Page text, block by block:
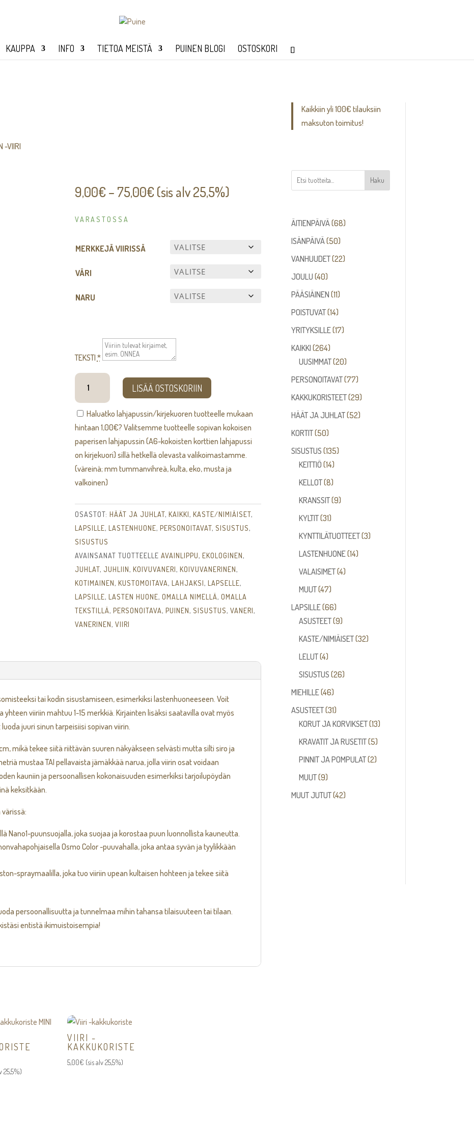
KAUPPA INFO TIETOA MEISTÄ PUINEN BLOGI OSTOSKORI
-VIIRI
9,00€ – 75,00€Hintaluokka:
(sis alv 25,5%)
VARASTOSSA
MERKKEJÄ VIIRISSÄ
VÄRI
NARU
TEKSTI *
Kirjain
LISÄÄ OSTOSKORIIN
Haluatko lahjapussin/kirjekuoren tuotteelle mukaan
hintaan 1,00€? Valitsemme tuotteelle sopivan kokoisen
paperisen lahjapussin (A6-kokoisten korttien lahjapussi
on kirjekuori) sillä hetkellä olevasta valikoimastamme.
(väreinä; mm tummanvihreä, kulta, eko, musta ja
valkoinen)
OSASTOT: HÄÄT JA JUHLAT, KAIKKI, KASTE/NIMIÄISET,
LAPSILLE, LASTENHUONE, PERSONOITAVAT, SISUSTUS,
SISUSTUS
AVAINSANAT TUOTTEELLE AVAINLIPPU, EKOLOGINEN,
JUHLAT, JUHLIIN, KOIVUVANERI, KOIVUVANERINEN,
KOTIMAINEN, KUSTOMOITAVA, LAHJAKSI, LAPSELLE,
LAPSILLE, LASTEN HUONE, OMALLA NIMELLÄ, OMALLA
TEKSTILLÄ, PERSONOITAVA, PUINEN, SISUSTUS, VANERI,
VANERINEN, VIIRI
tai kodin sisustamiseen, esimerkiksi lastenhuoneeseen. Voit
viiriin mahtuu 1-15 merkkiä. Kirjainten lisäksi saatavilla ovat myös
juuri sinun tarpeisiisi sopivan viirin.
mikä tekee siitä riittävän suuren näkyäkseen selvästi mutta silti siro ja
mustaa TAI pellavaista jämäkkää narua, jolla viirin osat voidaan
kauniin ja persoonallisen kokonaisuuden esimerkiksi tarjoilupöydän
keksitkään.
Nano1-puunsuojalla, joka suojaa ja korostaa puun luonnollista kauneutta.
Osmo Color -puuvahalla, joka antaa syvän ja tyylikkään
spraymaalilla, joka tuo viiriin upean kultaisen hohteen ja tekee siitä
persoonallisuutta ja tunnelmaa mihin tahansa tilaisuuteen tai tilaan.
entistä ikimuistoisempia!
25,5%)
VIIRI -
KAKKUKORISTE
5,00€ (sis alv 25,5%)
Kaikkiin yli 100€ tilauksiin
maksuton toimitus!
Haku
ÄITIENPÄIVÄ 6868
ISÄNPÄIVÄ 5050
tuotetta
VANHUUDET 2222
JOULU 4040
tuotetta
PÄÄSIÄINEN 1111
tuotetta
POISTUVAT 1414
tuotetta
YRITYKSILLE 1717
KAIKKI 264264
tuotetta
UUSIMMAT 2020
tuotetta
PERSONOITAVAT 7777
tuotetta
KAKKUKORISTEET 2929
tuotetta
HÄÄT JA JUHLAT 5252
KORTIT 5050
tuotetta
SISUSTUS 135135
KEITTIÖ 1414
tuotetta
KELLOT 88
tuotetta
KRANSSIT 99
KYLTIT 3131
tuotetta
KYNTTILÄTUOTTEET 33
LASTENHUONE 1414
VALAISIMET 44
MUUT 4747
tuotetta
LAPSILLE 6666
tuotetta
ASUSTEET 99
tuotetta
KASTE/NIMIÄISET 3232
LELUT 44
tuotetta
SISUSTUS 2626
MIEHILLE 4646
tuotetta
ASUSTEET 3131
tuotetta
KORUT JA KORVIKSET 1313
KRAVATIT JA RUSETIT 55
tuotetta
PINNIT JA POMPULAT 22
MUUT 99
tuotetta
MUUT JUTUT 4242